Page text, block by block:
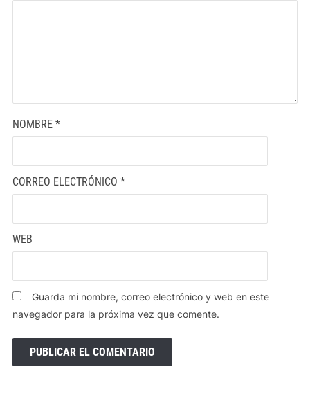
NOMBRE *
CORREO ELECTRÓNICO *
WEB
Guarda mi nombre, correo electrónico y web en este
navegador para la próxima vez que comente.